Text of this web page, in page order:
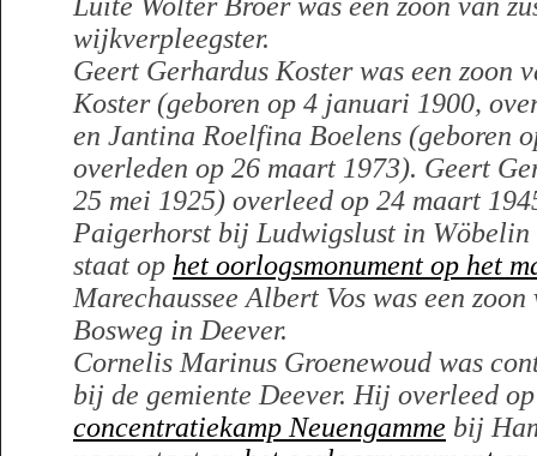
wijkverpleegster.
Geert Gerhardus Koster was een zoon
Koster (geboren op 4 januari 1900,
en Jantina Roelfina Boelens (geboren
overleden op 26 maart 1973). Geert
25 mei 1925) overleed op 24 maart
Paigerhorst bij Ludwigslust in Wöbelin
staat op het oorlogsmonument op het
Marechaussee Albert Vos was een
Bosweg in Deever.
Cornelis Marinus Groenewoud was
bij de gemiente Deever. Hij overleed
concentratiekamp Neuengamme bij